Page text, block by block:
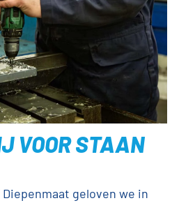
VOOR STAAN
geloven we in